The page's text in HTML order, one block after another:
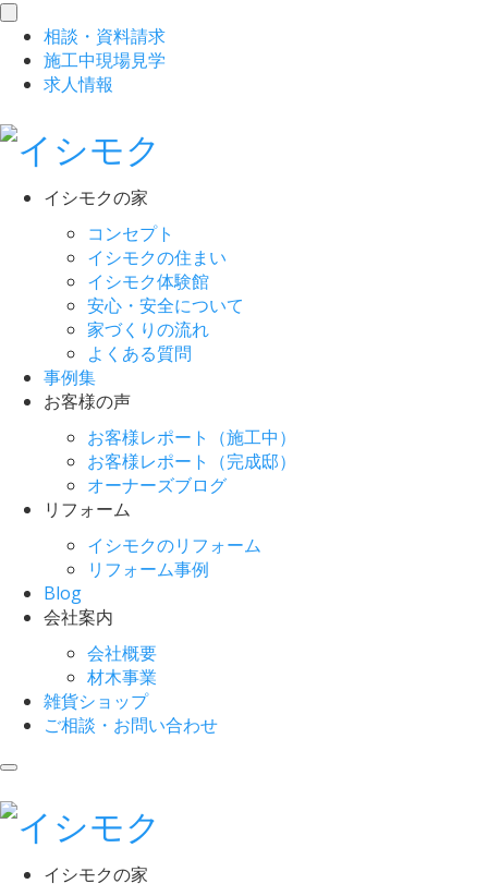
toggle
navigation
相談 ・ 資料請求
施工中現場見学
求人情報
イシモクの家
コンセプト
イシモクの住まい
イシモク体験館
安心・安全について
家づくりの流れ
よくある質問
事例集
お客様の声
お客様レポート（施工中）
お客様レポート（完成邸）
オーナーズブログ
リフォーム
イシモクのリフォーム
リフォーム事例
Blog
会社案内
会社概要
材木事業
雑貨ショップ
ご相談・お問い合わせ
イシモクの家